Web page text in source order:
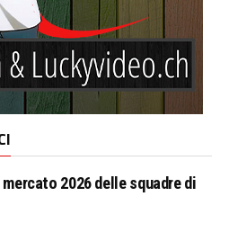
mercato 2026 delle squadre di